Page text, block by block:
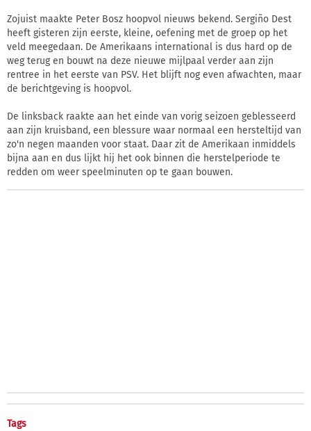
Zojuist maakte Peter Bosz hoopvol nieuws bekend. Sergiño Dest
heeft gisteren zijn eerste, kleine, oefening met de groep op het
veld meegedaan. De Amerikaans international is dus hard op de
weg terug en bouwt na deze nieuwe mijlpaal verder aan zijn
rentree in het eerste van PSV. Het blijft nog even afwachten, maar
de berichtgeving is hoopvol.
De linksback raakte aan het einde van vorig seizoen geblesseerd
aan zijn kruisband, een blessure waar normaal een hersteltijd van
zo'n negen maanden voor staat. Daar zit de Amerikaan inmiddels
bijna aan en dus lijkt hij het ook binnen die herstelperiode te
redden om weer speelminuten op te gaan bouwen.
Tags